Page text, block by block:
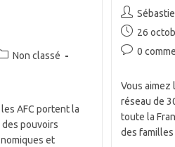
Non classé
AFC portent la
pouvoirs
et
Auteur/
de
la
publication :
Publication
publiée :
26
la
publication :
0
Vous aimez
réseau de
toute la
des